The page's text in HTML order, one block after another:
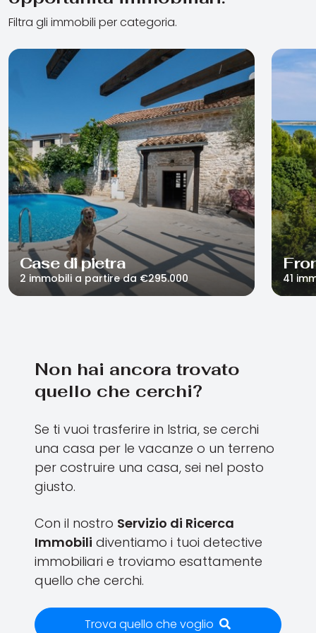
Filtra gli immobili per categoria.
Case di pietra
2 immobili a partire da €295.000 41
Non hai ancora trovato
quello che cerchi?
Se ti vuoi trasferire in Istria, se cerchi
una casa per le vacanze o un terreno
per costruire una casa, sei nel posto
giusto.
Con il nostro Servizio di Ricerca
Immobili diventiamo i tuoi detective
immobiliari e troviamo esattamente
quello che cerchi.
Trova quello che voglio